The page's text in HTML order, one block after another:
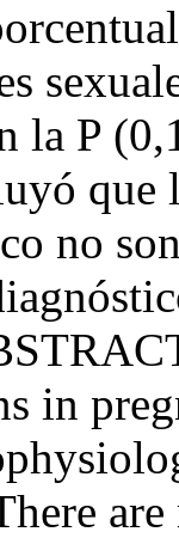
la P
que
no
in